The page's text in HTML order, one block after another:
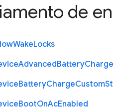
de
WakeLocks
AdvancedBatteryCharge
BatteryChargeCustom
BootOnAcEnabled